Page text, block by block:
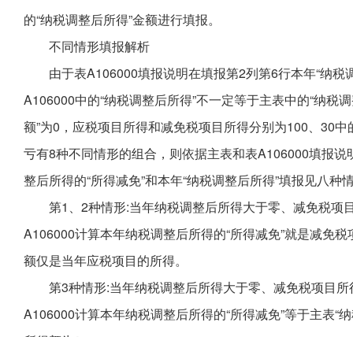
的“纳税调整后所得”金额进行填报。
不同情形填报解析
由于表A106000填报说明在填报第2列第6行本年“纳税
A106000中的“纳税调整后所得”不一定等于主表中的“纳税
额”为0，应税项目所得和减免税项目所得分别为100、30
亏有8种不同情形的组合，则依据主表和表A106000填报
整后所得的“所得减免”和本年“纳税调整后所得”填报见八种
第1、2种情形:当年纳税调整后所得大于零、减免税
A106000计算本年纳税调整后所得的“所得减免”就是减免
额仅是当年应税项目的所得。
第3种情形:当年纳税调整后所得大于零、减免税项目
A106000计算本年纳税调整后所得的“所得减免”等于主表“